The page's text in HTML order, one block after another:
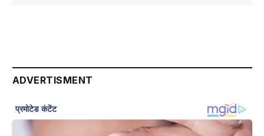
ADVERTISMENT